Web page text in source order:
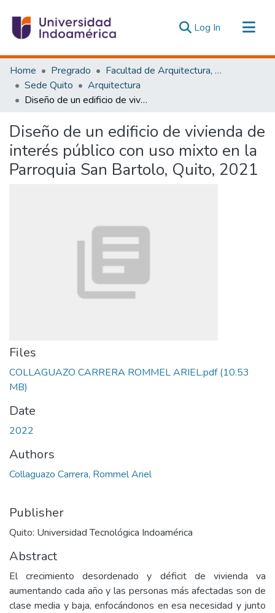
Log In (current)
Communities & Collections
All of DSpace
Statistics
Home Pregrado
Facultad de Arquitectura, Artes y Diseño
Sede Quito
Arquitectura
Diseño de un edificio de vivienda de interés público con uso mixto en la Parroquia San Bartolo, Quito, 2021
Diseño de un edificio de vivienda de
interés público con uso mixto en la
Parroquia San Bartolo, Quito, 2021
Files
COLLAGUAZO CARRERA ROMMEL ARIEL.pdf(10.53
MB)
Date
2022
Authors
Collaguazo Carrera, Rommel Ariel
Publisher
Quito: Universidad Tecnológica Indoamérica
Abstract
El crecimiento desordenado y déficit de vivienda va
aumentando cada año y las personas más afectadas son de
clase media y baja, enfocándonos en esa necesidad y junto